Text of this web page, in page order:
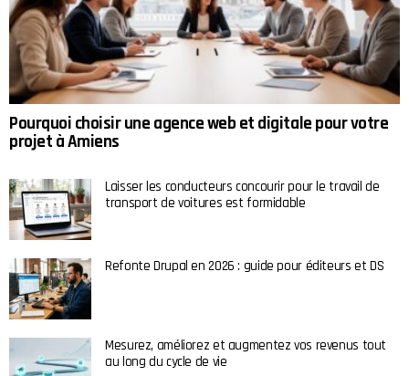
Pourquoi choisir une agence web et digitale pour votre
projet à Amiens
Laisser les conducteurs concourir pour le travail de
transport de voitures est formidable
Refonte Drupal en 2026 : guide pour éditeurs et DS
Mesurez, améliorez et augmentez vos revenus tout
au long du cycle de vie